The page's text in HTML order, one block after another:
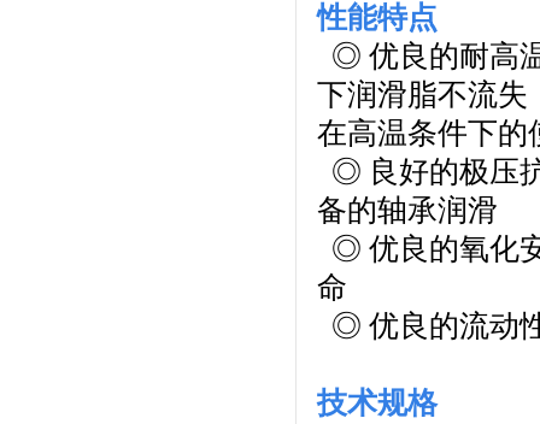
性能特点
◎ 优良的耐高
下润滑脂不流失
在高温条件下的
◎ 良好的极压
备的轴承润滑
◎ 优良的氧化
命
◎ 优良的流动
技术规格